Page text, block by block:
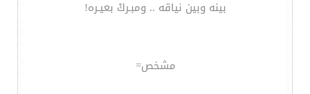
بينه وبين نياقه .. ومبـركْ بعيـره!
مشخص=